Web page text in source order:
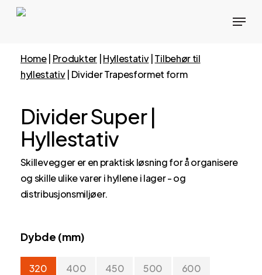
Hopp
Meny
Home| Produkter|Hyllestativ|Tilbehør til
hyllestativ| Divider Trapesformet form
Divider Super |
Hyllestativ
Skillevegger er en praktisk løsning for å organisere
og skille ulike varer i hyllene i lager - og
distribusjonsmiljøer.
Dybde (mm)
320 400 450 500 600